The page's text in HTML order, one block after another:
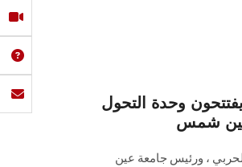
يفتتحون وحدة التحول
شمس
الحربي ، ورئيس جامعة عين